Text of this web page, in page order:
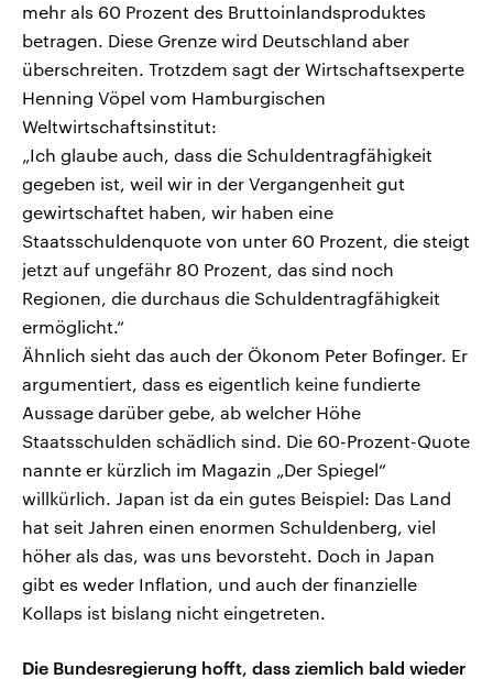
mehr als 60 Prozent des Bruttoinlandsproduktes
betragen. Diese Grenze wird Deutschland aber
überschreiten. Trotzdem sagt der Wirtschaftsexperte
Henning Vöpel vom Hamburgischen
Weltwirtschaftsinstitut:
„Ich glaube auch, dass die Schuldentragfähigkeit
gegeben ist, weil wir in der Vergangenheit gut
gewirtschaftet haben, wir haben eine
Staatsschuldenquote von unter 60 Prozent, die steigt
jetzt auf ungefähr 80 Prozent, das sind noch
Regionen, die durchaus die Schuldentragfähigkeit
ermöglicht.“
Ähnlich sieht das auch der Ökonom Peter Bofinger. Er
argumentiert, dass es eigentlich keine fundierte
Aussage darüber gebe, ab welcher Höhe
Staatsschulden schädlich sind. Die 60-Prozent-Quote
nannte er kürzlich im Magazin „Der Spiegel“
willkürlich. Japan ist da ein gutes Beispiel: Das Land
hat seit Jahren einen enormen Schuldenberg, viel
höher als das, was uns bevorsteht. Doch in Japan
gibt es weder Inflation, und auch der finanzielle
Kollaps ist bislang nicht eingetreten.
Die Bundesregierung hofft, dass ziemlich bald wieder